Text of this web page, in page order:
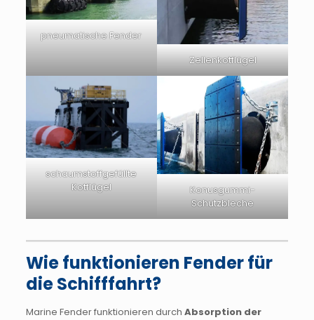
pneumatische Fender
Zellenkotflügel
schaumstoffgefüllte
Kotflügel
Konusgummi-
Schutzbleche
Wie funktionieren Fender für
die Schifffahrt?
Marine Fender funktionieren durch Absorption der